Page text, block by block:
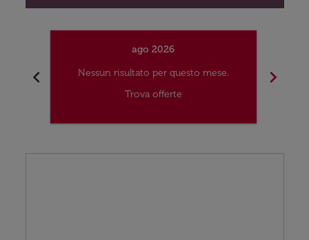
chevron_left
ago 2026
Nessun risultato per questo mese.
Trova offerte
chevron_right